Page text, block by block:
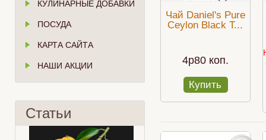
КУЛИНАРНЫЕ ДОБАВКИ
ПОСУДА
КАРТА САЙТА
НАШИ АКЦИИ
Статьи
Чай Daniel's Pure
Ceylon Black T...
4p80 коп.
Купить